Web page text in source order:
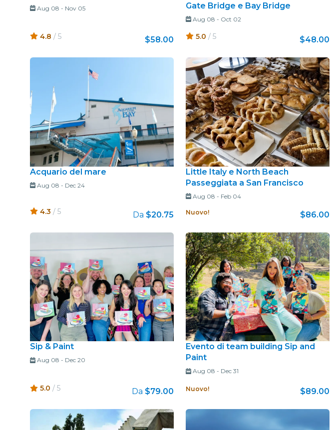
Aug 08 - Nov 05
4.8 / 5 $58.00
Gate Bridge e Bay Bridge
Aug 08 - Oct 02
5.0 / 5 $48.00
Acquario del mare
Aug 08 - Dec 24
4.3 / 5 Da $20.75
Little Italy e North Beach
Passeggiata a San Francisco
Aug 08 - Feb 04
Nuovo! $86.00
Sip & Paint
Aug 08 - Dec 20
5.0 / 5 Da $79.00
Evento di team building Sip and
Paint
Aug 08 - Dec 31
Nuovo! $89.00